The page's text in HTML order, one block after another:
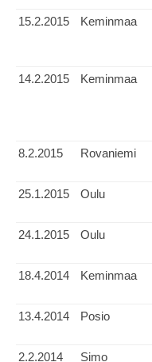
15.2.2015
Keminmaa
14.2.2015
Keminmaa
8.2.2015
Rovaniemi
25.1.2015
Oulu
24.1.2015
Oulu
18.4.2014
Keminmaa
13.4.2014 Posio
2.2.2014 Simo